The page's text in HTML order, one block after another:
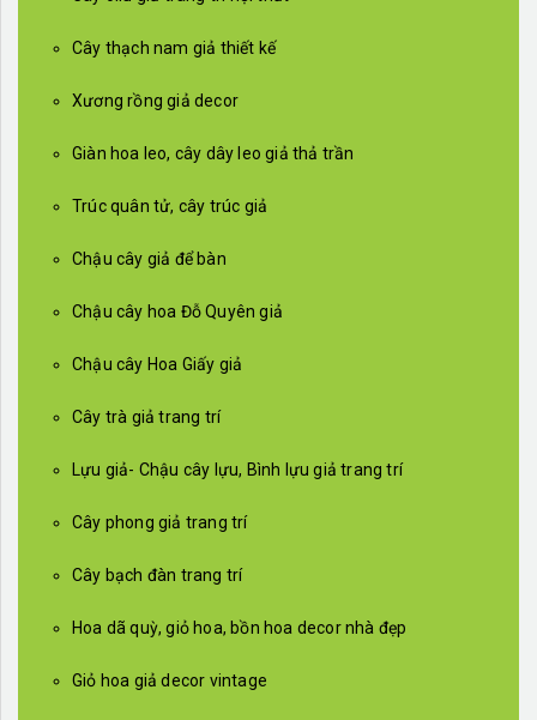
Cây thạch nam giả thiết kế
Xương rồng giả decor
Giàn hoa leo, cây dây leo giả thả trần
Trúc quân tử, cây trúc giả
Chậu cây giả để bàn
Chậu cây hoa Đỗ Quyên giả
Chậu cây Hoa Giấy giả
Cây trà giả trang trí
Lựu giả- Chậu cây lựu, Bình lựu giả trang trí
Cây phong giả trang trí
Cây bạch đàn trang trí
Hoa dã quỳ, giỏ hoa, bồn hoa decor nhà đẹp
Giỏ hoa giả decor vintage